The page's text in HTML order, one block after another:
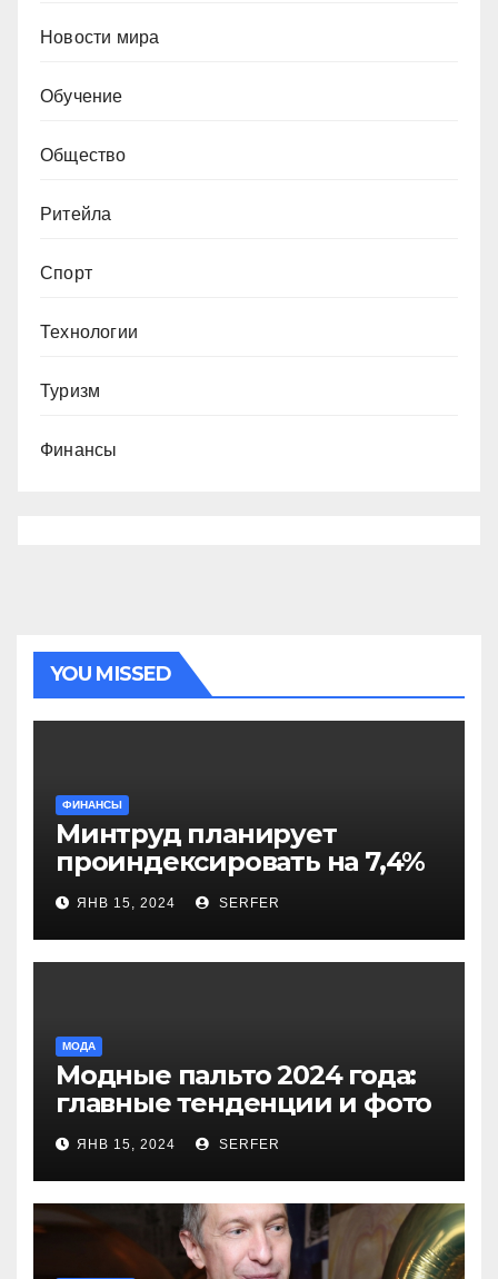
Новости мира
Обучение
Общество
Ритейла
Спорт
Технологии
Туризм
Финансы
YOU MISSED
ФИНАНСЫ
Минтруд планирует
проиндексировать на 7,4%
более 40 выплат и
компенсаций
ЯНВ 15, 2024 SERFER
МОДА
Модные пальто 2024 года:
главные тенденции и фото
новинок
ЯНВ 15, 2024 SERFER